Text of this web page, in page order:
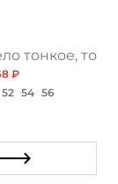
тонкое, топ
₽
52 54 56